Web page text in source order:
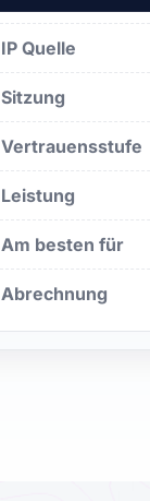
IP Quelle
Sitzung
Vertrauensstufe
Leistung
Am besten für
Abrechnung